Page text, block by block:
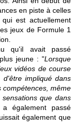
en piste à celles
est actuellement
jeux de Formule 1
qu'il avait passé
jeune : "Lorsque
vidéos de course
impliqué dans
même
que dans
également passé
également que